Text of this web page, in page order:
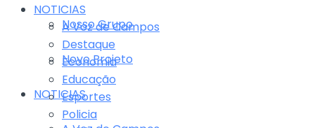
Nosso Grupo
Novo Projeto
NOTICIAS
NOTICIAS
A Voz de Campos
Destaque
Economia
Educação
Esportes
Policia